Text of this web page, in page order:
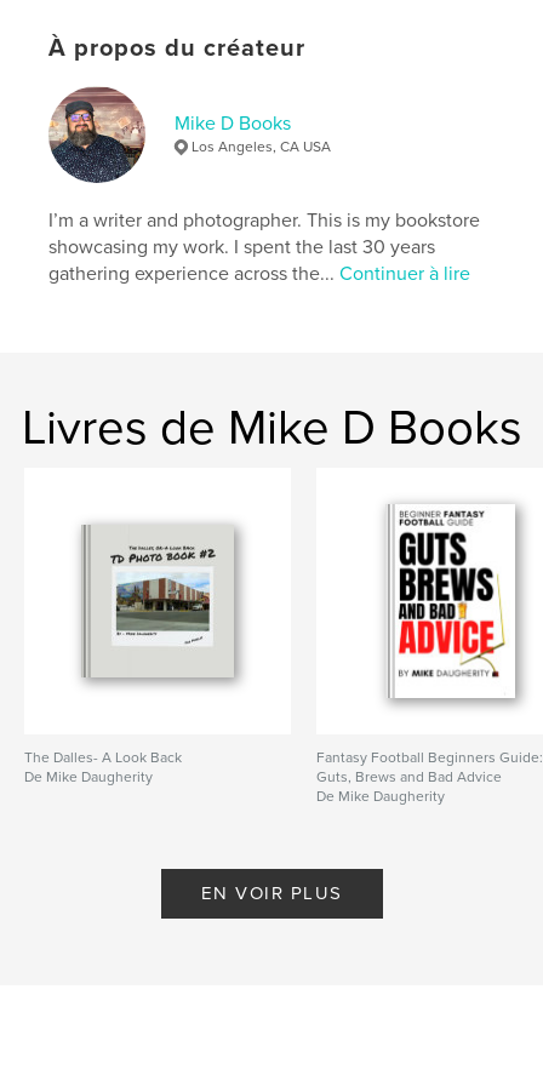
Format choisi:
# de pages: 24
ISBN
Couverture souple: 9798349830204
Date de publication:juin 06, 2025
Langue
Mots-clés
Canada , Street Art , Art , Vancouver BC
À propos du créateur
Mike D Books
Los Angeles, CA USA
I’m a writer and photographer. This is my bookstore
showcasing my work. I spent the last 30 years
gathering experience across the...Continuer à lire
Livres de Mike D Books
The Dalles- A Look Back
De Mike Daugherity
Fantasy Football Beginners Guide:
Guts, Brews and Bad Advice
De Mike Daugherity
EN VOIR PLUS